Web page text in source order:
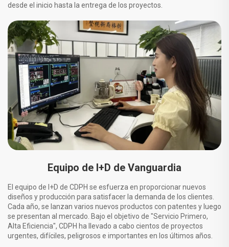
desde el inicio hasta la entrega de los proyectos.
Equipo de I+D de Vanguardia
El equipo de I+D de CDPH se esfuerza en proporcionar nuevos
diseños y producción para satisfacer la demanda de los clientes.
Cada año, se lanzan varios nuevos productos con patentes y luego
se presentan al mercado. Bajo el objetivo de "Servicio Primero,
Alta Eficiencia", CDPH ha llevado a cabo cientos de proyectos
urgentes, difíciles, peligrosos e importantes en los últimos años.